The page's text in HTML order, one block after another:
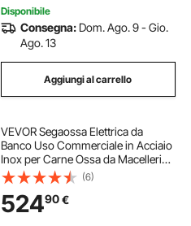
Disponibile
Consegna: Dom. Ago. 9 - Gio.
Ago. 13
Aggiungi al carrello
VEVOR Segaossa Elettrica da
Banco Uso Commerciale in Acciaio
Inox per Carne Ossa da Macellerie
1500W Produttività max. 300kg/ora,
Macchina Segaossa Elettrica
Spessore di Taglio 4-200mm
Altezza 250mm
(6)
52490€